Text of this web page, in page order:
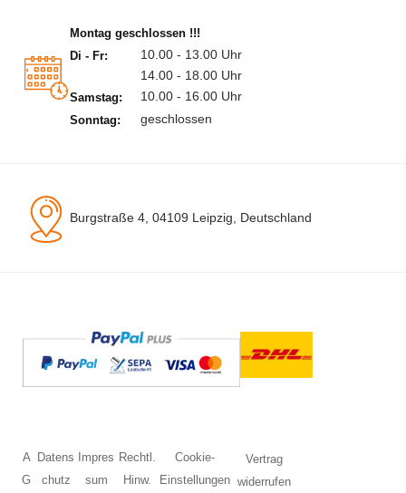
Montag geschlossen !!!
Di - Fr:
10.00 - 13.00 Uhr
14.00 - 18.00 Uhr
Samstag: 10.00 - 16.00 Uhr
Sonntag: geschlossen
Burgstraße 4, 04109 Leipzig, Deutschland
A
G
Datens
chutz
Impres
sum
Rechtl.
Hinw.
Cookie-
Einstellungen
Vertrag
widerrufen